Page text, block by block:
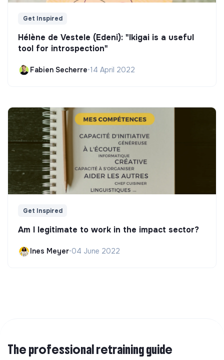
Get Inspired
Hélène de Vestele (Edeni): "Ikigai is a useful
tool for introspection"
Fabien Secherre•14 April 2022
Get Inspired
Am I legitimate to work in the impact sector?
Ines Meyer•04 June 2022
The professional retraining guide